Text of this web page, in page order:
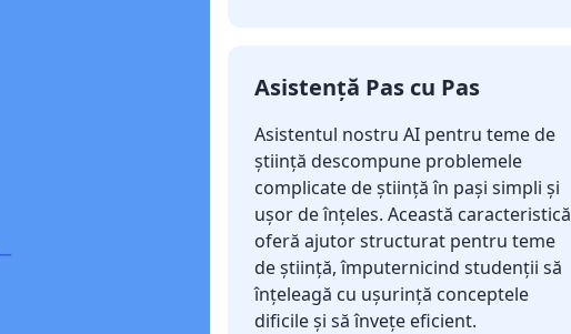
Asistență Pas cu Pas
Asistentul nostru AI pentru teme de
știință descompune problemele
complicate de știință în pași simpli și
ușor de înțeles. Această caracteristică
oferă ajutor structurat pentru teme
de știință, împuternicind studenții să
înțeleagă cu ușurință conceptele
dificile și să învețe eficient.